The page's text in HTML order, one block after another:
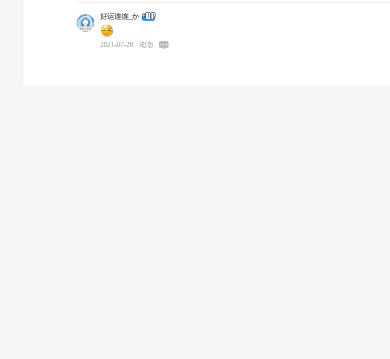
好运连连_か
2021-07-28 湖南